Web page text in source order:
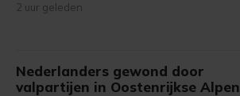
2 uur geleden
Nederlanders gewond door
valpartijen in Oostenrijkse Alpen